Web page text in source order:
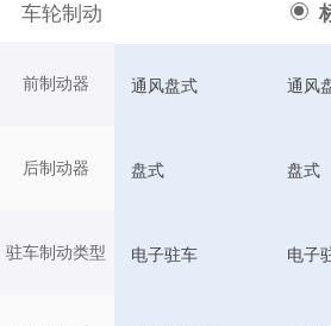
车轮制动
前制动器
后制动器
驻车制动类型
通风盘式 通风
盘式 盘式
电子驻车 电子